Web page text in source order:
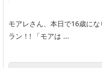
モアレさん、本日で16歳に
ラン！! 「モアは ...